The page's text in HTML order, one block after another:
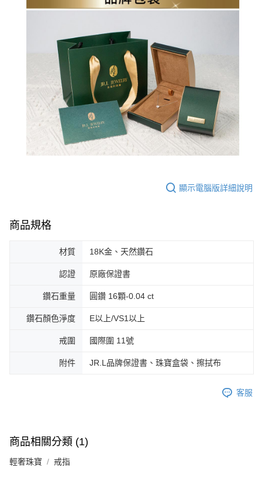
顯示電腦版詳細說明
商品規格
材質 18K金、天然鑽石
認證 原廠保證書
鑽石重量 圓鑽 16顆-0.04 ct
鑽石顏色淨度 E以上/VS1以上
戒圍 國際圍 11號
附件 JR.L品牌保證書、珠寶盒袋、擦拭布
客服
商品相關分類 (1)
輕奢珠寶 戒指